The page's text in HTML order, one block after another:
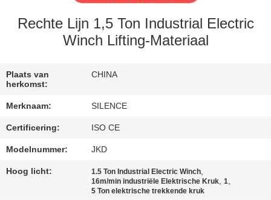
KWALITEITSCONTROLE
ONS
VERZOEK
OM
EEN
CITAAT
Rechte Lijn 1,5 Ton Industrial Electric
Winch Lifting-Materiaal
Plaats van
herkomst:
CHINA
Merknaam: SILENCE
Certificering: ISO CE
Modelnummer: JKD
Hoog licht: 1.5 Ton Industrial Electric Winch,
16m/min industriële Elektrische Kruk,1,
5 Ton elektrische trekkende kruk